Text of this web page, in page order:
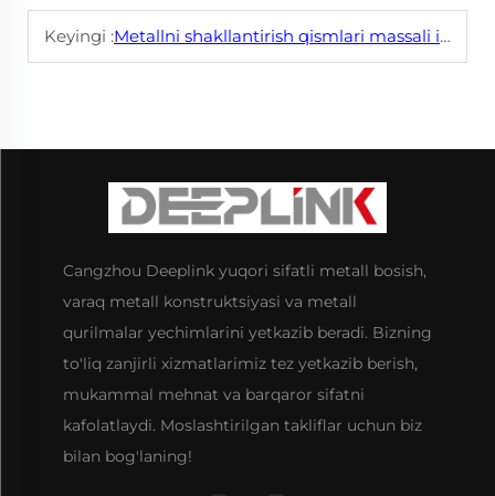
Keyingi :Metallni shakllantirish qismlari massali ishlab chiqarishda bir xil sifatni qanday ta'minlaydi?
Cangzhou Deeplink yuqori sifatli metall bosish,
varaq metall konstruktsiyasi va metall
qurilmalar yechimlarini yetkazib beradi. Bizning
to'liq zanjirli xizmatlarimiz tez yetkazib berish,
mukammal mehnat va barqaror sifatni
kafolatlaydi. Moslashtirilgan takliflar uchun biz
bilan bog'laning!